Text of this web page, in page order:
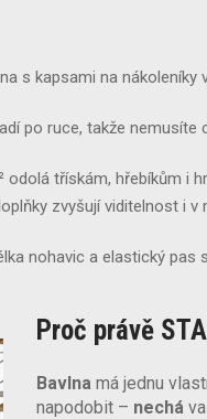
s kapsami na nákoleníky
po ruce, takže nemusíte
odolá třískám, hřebíkům i
zvyšují viditelnost i v
nohavic a elastický pas
Proč právě
Bavlna má jednu
napodobit – nechá